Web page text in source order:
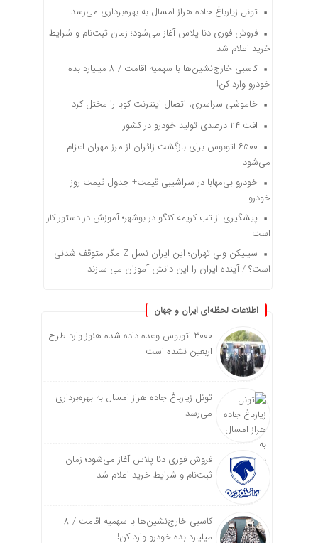
تونل زیارباغ جاده هراز امسال به بهره‌برداری می‌رسد
فروش فوری دنا پلاس آغاز می‌شود؛ زمان ثبت‌نام و شرایط
خرید اعلام شد
کاسبی خارج‌نشین‌ها با سهمیه اقامت / ۸ میلیارد بده
خودرو وارد کن!
خاموشی سراسری، اتصال اینترنت کوبا را مختل کرد
افت ۲۴ درصدی تولید خودرو در کشور
۶۵۰۰ اتوبوس برای بازگشت زائران از مرز مهران اعزام
می‌شود
خودرو بی‌مهابا در سراشیبی قیمت+ جدول قیمت روز
خودرو
پیشگیری از تب کریمه کنگو در بوشهر؛ آموزش در دستور کار
است
سیلیکن ولیِ تهران؛ این ایران نسل Z مگر متوقف شدنی
است؟ / آینده ایران را این دانش آموزان می سازند
اطلاعات لحظه‌ای ایران و جهان
۳۰۰۰ اتوبوس وعده داده شده هنوز وارد طرح
اربعین نشده است
تونل زیارباغ جاده هراز امسال به بهره‌برداری
می‌رسد
فروش فوری دنا پلاس آغاز می‌شود؛ زمان
ثبت‌نام و شرایط خرید اعلام شد
کاسبی خارج‌نشین‌ها با سهمیه اقامت / ۸
میلیارد بده خودرو وارد کن!